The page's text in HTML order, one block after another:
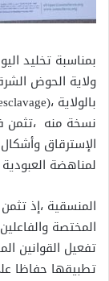
بمناسبة تخليد
ولاية الحوض
نسخة منه ،تثمن
الإسترقاق
لمناهضة
المنسقية ،إذ
المختصة
تفعيل القوانين
تطبيقها حفاظا